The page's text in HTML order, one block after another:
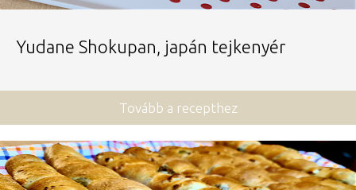
Yudane Shokupan, japán tejkenyér
Tovább a recepthez